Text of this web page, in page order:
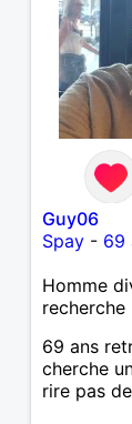
Guy06
Spay- 69
Homme
recherche
69 ans
cherche
rire pas